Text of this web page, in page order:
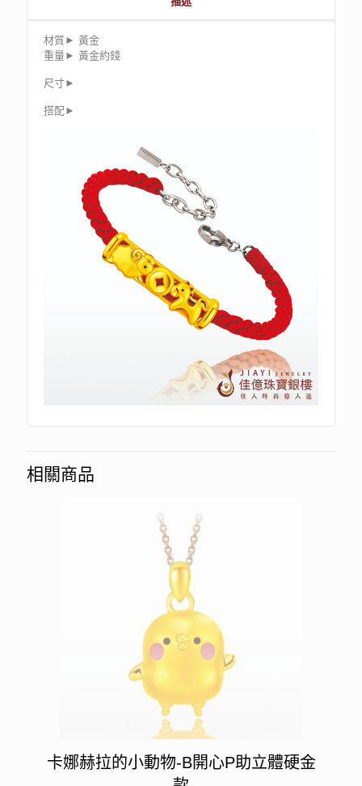
材質► 黃金
重量► 黃金約錢
尺寸►
搭配►
相關商品
卡娜赫拉的小動物-B開心P助立體硬金